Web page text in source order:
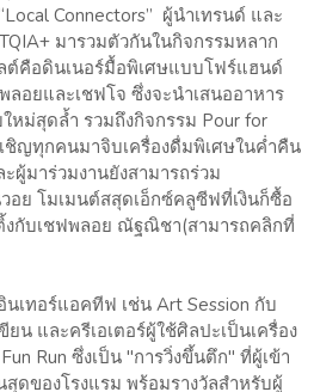
Connectors” ผู้นำเทรนด์ และ
มารวมตัวกันในกิจกรรมหลาก
ต์คือดินเนอร์มื้อพิเศษแบบโฟร์แฮนด์
ลอยและเชฟโจ ซึ่งจะนำเสนออาหาร
หม่สุดล้ำ รวมถึงกิจกรรม Pour for
ชิญทุกคนมาจิบเครื่องดื่มพิเศษในค่ำคืน
ผู้มาร่วมงานยังสามารถร่วม
ย โมเมนต์สสุดเอ็กซ์คลูซีฟที่เงินก็ซื้อ
งกับเชฟพลอย ณัฐณิชา(สามารถคลิกที่
เทอร์แอคทีฟ เช่น Art Session กับ
น และครีเอเตอร์ผู้ใช้ศิลปะเป็นเครื่อง
Run ซึ่งเป็น "การวิ่งขึ้นตึก" ที่ผู้เข้า
ดของโรงแรม พร้อมรางวัลสำหรับผู้